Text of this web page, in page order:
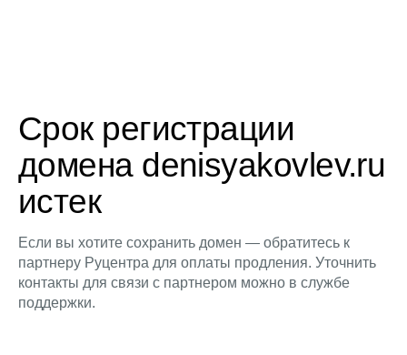
Срок регистрации
домена denisyakovlev.ru
истек
Если вы хотите сохранить домен — обратитесь к
партнеру Руцентра для оплаты продления. Уточнить
контакты для связи с партнером можно в службе
поддержки.